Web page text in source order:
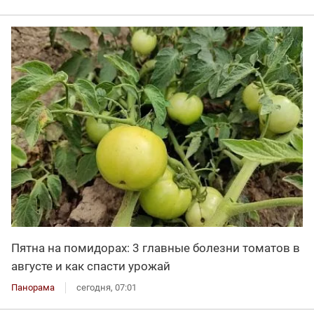
Пятна на помидорах: 3 главные болезни томатов в
августе и как спасти урожай
Панорама сегодня, 07:01